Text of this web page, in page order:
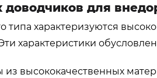
для
характеризуются
характеристики
высококачественных